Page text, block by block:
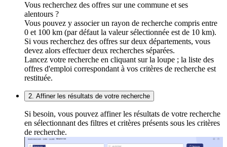
Vous recherchez des offres sur une commune et ses
alentours ?
Vous pouvez y associer un rayon de recherche compris entre
0 et 100 km (par défaut la valeur sélectionnée est de 10 km).
Si vous recherchez des offres sur deux départements, vous
devez alors effectuer deux recherches séparées.
Lancez votre recherche en cliquant sur la loupe ; la liste des
offres d'emploi correspondant à vos critères de recherche est
restituée.
2. Affiner les résultats de votre recherche
Si besoin, vous pouvez affiner les résultats de votre recherche
en sélectionnant des filtres et critères présents sous les critères
de recherche.